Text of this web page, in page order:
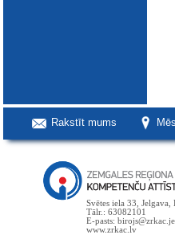
Rakstīt mums
Svētes iela 33, Jelgava,
Tālr.: 63082101
E-pasts:
www.zrkac.lv